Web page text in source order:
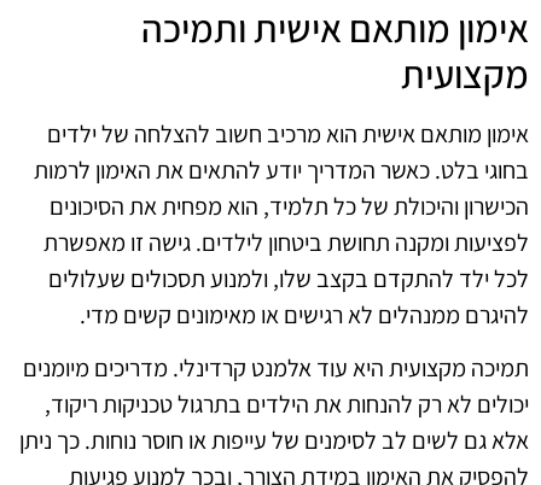
אימון מותאם אישית ותמיכה
מקצועית
אימון מותאם אישית הוא מרכיב חשוב להצלחה של ילדים
בחוגי בלט. כאשר המדריך יודע להתאים את האימון לרמות
הכישרון והיכולת של כל תלמיד, הוא מפחית את הסיכונים
לפציעות ומקנה תחושת ביטחון לילדים. גישה זו מאפשרת
לכל ילד להתקדם בקצב שלו, ולמנוע תסכולים שעלולים
להיגרם ממנהלים לא רגישים או מאימונים קשים מדי.
תמיכה מקצועית היא עוד אלמנט קרדינלי. מדריכים מיומנים
יכולים לא רק להנחות את הילדים בתרגול טכניקות ריקוד,
אלא גם לשים לב לסימנים של עייפות או חוסר נוחות. כך ניתן
להפסיק את האימון במידת הצורך, ובכך למנוע פגיעות